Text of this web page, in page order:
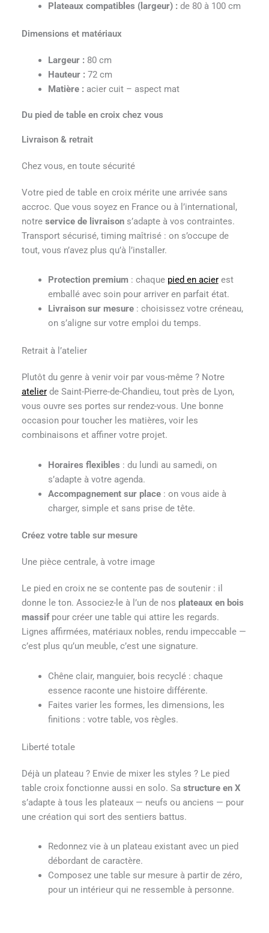
Plateaux compatibles (largeur) : de 80 à 100 cm
Dimensions et matériaux
Largeur : 80 cm
Hauteur : 72 cm
Matière : acier cuit – aspect mat
Du pied de table en croix chez vous
Livraison & retrait
Chez vous, en toute sécurité
Votre pied de table en croix mérite une arrivée sans
accroc. Que vous soyez en France ou à l’international,
notre service de livraisons’adapte à vos contraintes.
Transport sécurisé, timing maîtrisé : on s’occupe de
tout, vous n’avez plus qu’à l’installer.
Protection premium: chaque pied en acierest
emballé avec soin pour arriver en parfait état.
Livraison sur mesure: choisissez votre créneau,
on s’aligne sur votre emploi du temps.
Retrait à l’atelier
Plutôt du genre à venir voir par vous-même ? Notre
atelierde Saint-Pierre-de-Chandieu, tout près de Lyon,
vous ouvre ses portes sur rendez-vous. Une bonne
occasion pour toucher les matières, voir les
combinaisons et affiner votre projet.
Horaires flexibles : du lundi au samedi, on
s’adapte à votre agenda.
Accompagnement sur place: on vous aide à
charger, simple et sans prise de tête.
Créez votre table sur mesure
Une pièce centrale, à votre image
Le pied en croix ne se contente pas de soutenir : il
donne le ton. Associez-le à l’un de nos plateaux en bois
massifpour créer une table qui attire les regards.
Lignes affirmées, matériaux nobles, rendu impeccable —
c’est plus qu’un meuble, c’est une signature.
Chêne clair, manguier, bois recyclé : chaque
essence raconte une histoire différente.
Faites varier les formes, les dimensions, les
finitions : votre table, vos règles.
Liberté totale
Déjà un plateau ? Envie de mixer les styles ? Le pied
table croix fonctionne aussi en solo. Sa structure en X
s’adapte à tous les plateaux — neufs ou anciens — pour
une création qui sort des sentiers battus.
Redonnez vie à un plateau existant avec un pied
débordant de caractère.
Composez une table sur mesure à partir de zéro,
pour un intérieur qui ne ressemble à personne.